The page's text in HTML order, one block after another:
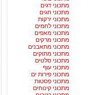
מתכוני דגים
מתכוני חגים
מתכוני ירקות
מתכוני לחמים
מתכוני מאפים
מתכוני מרקים
מתכוני מתאבנים
מתכוני מתוקים
מתכוני סלטים
מתכוני עוף
מתכוני פירות ים
מתכוני פסטות
מתכוני קינוחים